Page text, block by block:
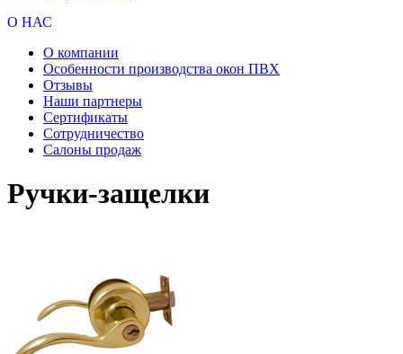
О НАС
О компании
Особенности производства окон ПВХ
Отзывы
Наши партнеры
Сертификаты
Сотрудничество
Салоны продаж
Ручки-защелки